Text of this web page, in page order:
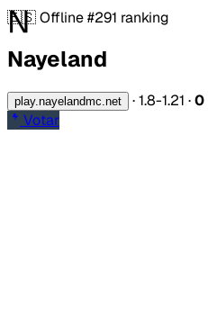
N
🇪🇸Offline#291 ranking
Nayeland
play.nayelandmc.net ·1.8-1.21 ·0
Votar